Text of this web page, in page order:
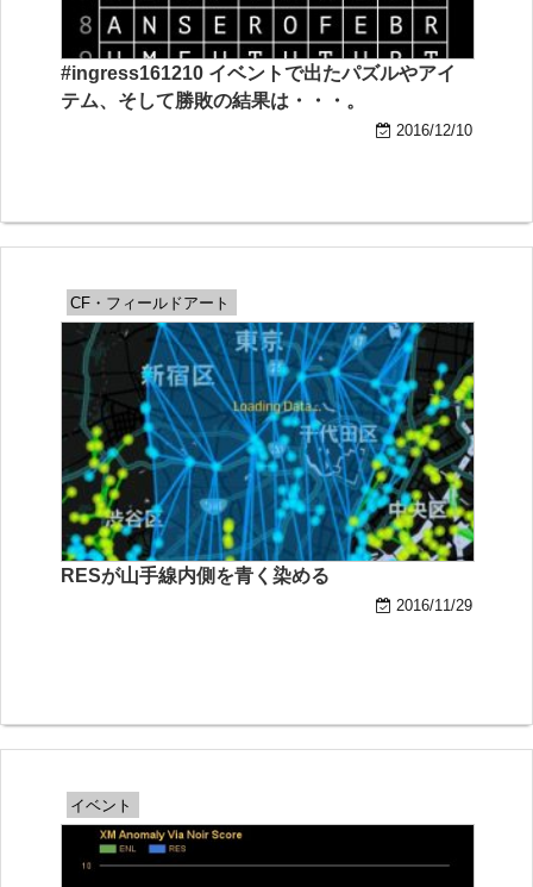
#ingress161210 イベントで出たパズルやアイ
テム、そして勝敗の結果は・・・。
2016/12/10
CF・フィールドアート
RESが山手線内側を青く染める
2016/11/29
イベント